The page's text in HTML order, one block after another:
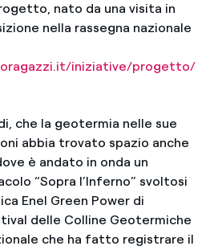
nato da una visita in
nella rassegna nazionale
iniziative/progetto/
che la geotermia nelle sue
abbia trovato spazio anche
è andato in onda un
“Sopra l’Inferno” svoltosi
Enel Green Power di
delle Colline Geotermiche
che ha fatto registrare il